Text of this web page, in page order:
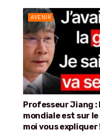
AVENIR
Professeur Jiang :
mondiale est sur
moi vous expliquer